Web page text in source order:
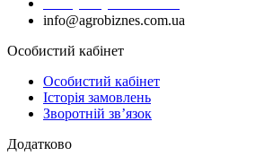
info@agrobiznes.com.ua
Особистий кабінет
Особистий кабінет
Історія замовлень
Зворотній зв’язок
Додатково